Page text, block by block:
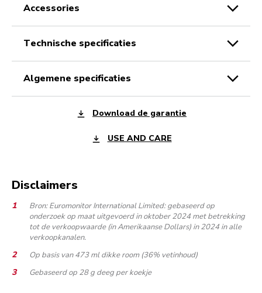
accessories
technische specificaties
algemene specificaties
Download de garantie
USE AND CARE
Disclaimers
Bron: Euromonitor International Limited: gebaseerd op
onderzoek op maat uitgevoerd in oktober 2024 met betrekking
tot de verkoopwaarde (in Amerikaanse Dollars) in 2024 in alle
verkoopkanalen.
Op basis van 473 ml dikke room (36% vetinhoud)
Gebaseerd op 28 g deeg per koekje